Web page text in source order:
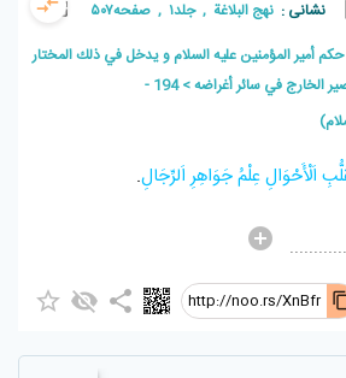
نشانی : نهج البلاغة , جلد۱ , صفحه۵۰۷
أمير المؤمنين عليه السلام و يدخل في ذلك المختار
الخارج في سائر أغراضه 194 -
اَلْأَحْوَالِعِلْمُجَوَاهِرِ اَلرِّجَالِ.
http://noo.rs/XnBfr